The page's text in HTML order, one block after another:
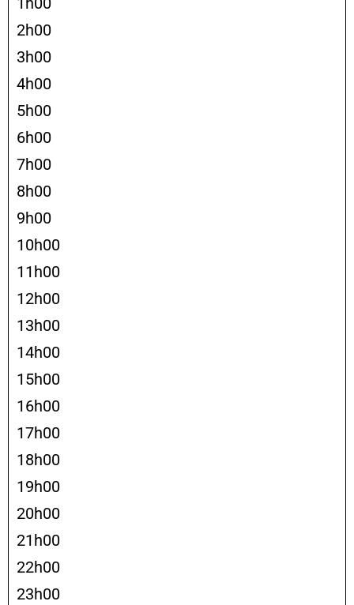
2h00
3h00
4h00
5h00
6h00
7h00
8h00
9h00
10h00
11h00
12h00
13h00
14h00
15h00
16h00
17h00
18h00
19h00
20h00
21h00
22h00
23h00